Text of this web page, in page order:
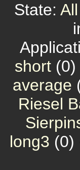
State: All
short (0)
average
Riesel
long3 (0)